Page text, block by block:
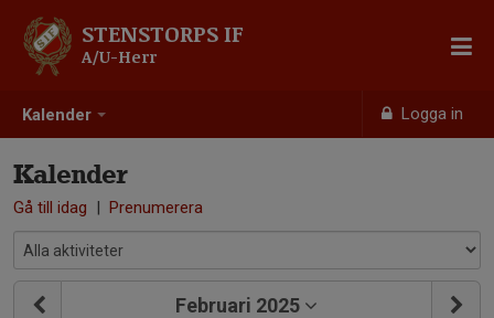
Kalender Logga in
STENSTORPS IF
A/U-Herr
Kalender
Gå till idag | Prenumerera
Februari 2025